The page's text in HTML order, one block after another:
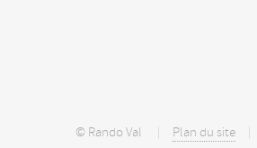
© Rando Val Plan du site